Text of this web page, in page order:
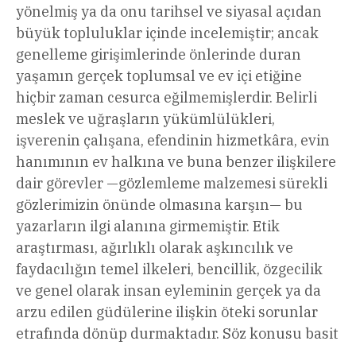
yönelmiş ya da onu tarihsel ve siyasal açıdan
büyük topluluklar içinde incelemiştir; ancak
genelleme girişimlerinde önlerinde duran
yaşamın gerçek toplumsal ve ev içi etiğine
hiçbir zaman cesurca eğilmemişlerdir. Belirli
meslek ve uğraşların yükümlülükleri,
işverenin çalışana, efendinin hizmetkâra, evin
hanımının ev halkına ve buna benzer ilişkilere
dair görevler —gözlemleme malzemesi sürekli
gözlerimizin önünde olmasına karşın— bu
yazarların ilgi alanına girmemiştir. Etik
araştırması, ağırlıklı olarak aşkıncılık ve
faydacılığın temel ilkeleri, bencillik, özgecilik
ve genel olarak insan eyleminin gerçek ya da
arzu edilen güdülerine ilişkin öteki sorunlar
etrafında dönüp durmaktadır. Söz konusu basit